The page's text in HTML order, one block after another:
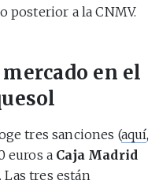
posterior a la CNMV.
en el
tres sanciones (aquí,
euros a Caja Madrid
. Las tres están